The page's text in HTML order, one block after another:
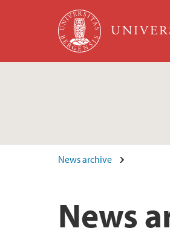
Skip to main content
News archive
News